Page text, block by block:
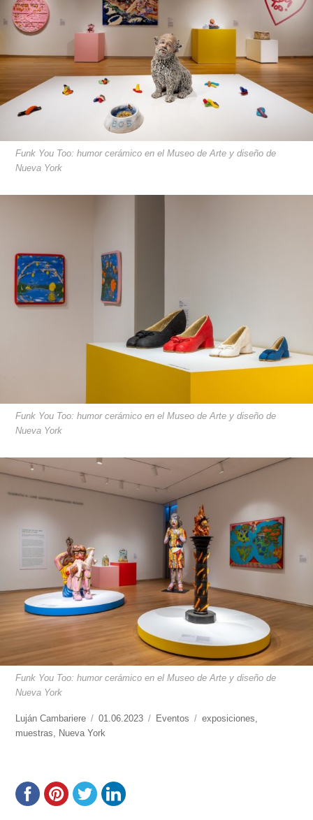
Funk You Too: humor cerámico en el Museo de Arte y diseño de
Nueva York
Funk You Too: humor cerámico en el Museo de Arte y diseño de
Nueva York
Funk You Too: humor cerámico en el Museo de Arte y diseño de
Nueva York
https://www.experimenta.es/author/lujan-
cambariere/
Luján Cambariere
Publicado
el
01.06.2023 Categorías
Eventos Etiquetas
exposiciones,
muestras, Nueva York